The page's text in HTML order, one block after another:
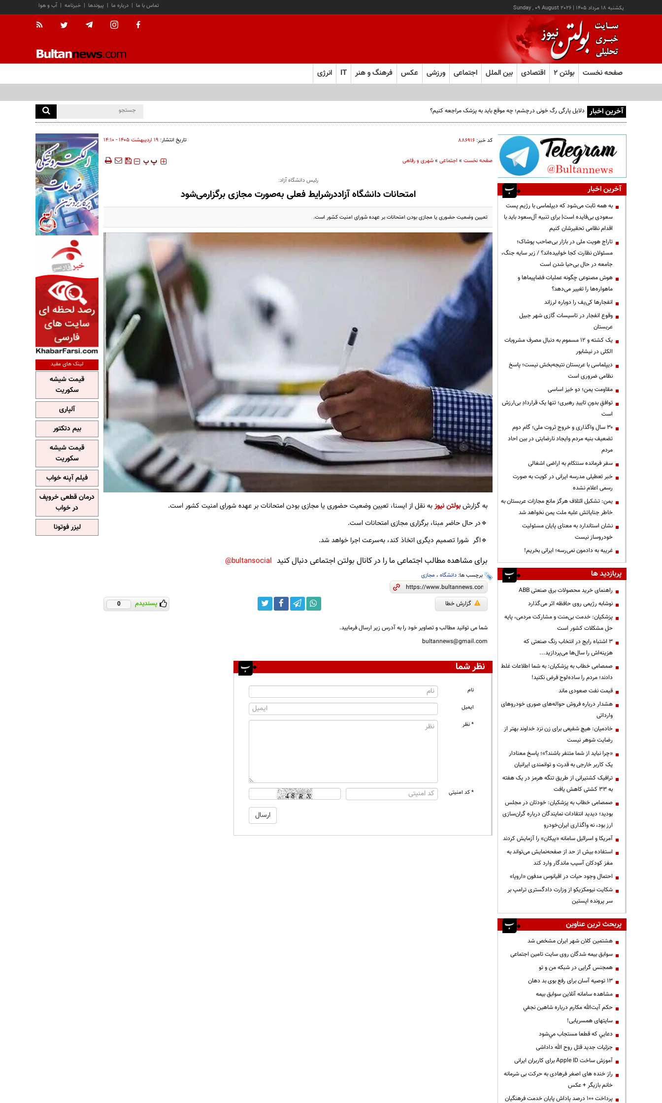
يکشنبه ۱۸ مرداد ۱۴۰۵ |
Sunday , 09 August 2026 آب و هوا | خبرنامه | پیوندها | درباره ما | تماس با ما
صفحه نخست بولتن ۲ اقتصادی بین الملل اجتماعی ورزشی عکس فرهنگ و هنر IT انرژی
آخرین اخبار دلایل پارگی رگ خونی درچشم؛ چه موقع باید به پزشک مراجعه کنیم؟
کد خبر: ۸۸۶۹۱۶ تاریخ انتشار: ۱۹ ارديبهشت ۱۴۰۵ - ۱۴:۱۰
صفحه نخست» اجتماعی»شهری و رفاهی ‍‍‍ پ پ
رئیس دانشگاه آزاد:
امتحانات دانشگاه آزاددرشرایط فعلی به‌صورت مجازی برگزارمی‌شود
تعیین وضعیت حضوری یا مجازی بودن امتحانات بر عهده شورای امنیت کشور است.
به گزارشبولتن نیوزبه نقل از ایسنا، تعیین وضعیت حضوری یا مجازی بودن امتحانات بر عهده شورای امنیت کشور است.
🔹در حال حاضر مبنا، برگزاری مجازی امتحانات است.
🔹اگر شورا تصمیم دیگری اتخاذ کند، به‌سرعت اجرا خواهد شد.
برای مشاهده مطالب اجتماعی ما را در کانال بولتن اجتماعی دنبال کنید bultansocial@
برچسب ها: دانشگاه، مجازی
گزارش خطا پسندیدم 0
شما می توانید مطالب و تصاویر خود را به آدرس زیر ارسال فرمایید.
bultannews@gmail.com
نظر شما
نام
ایمیل
* نظر
* کد امنیتی
آخرین اخبار
به همه ثابت می‌شود که دیپلماسی با رژیم پست
سعودی بی‌فایده است| برای تنبیه آل‌سعود باید با
اقدام نظامی تحقیرشان کنیم
تاراج هویت ملی در بازار بی‌صاحب پوشاک؛
مسئولان نظارت کجا خوابیده‌اند؟ / زیر سایه جنگ،
جامعه در حال بی‌حیا شدن است
هوش مصنوعی چگونه عملیات فضاپیماها و
ماهواره‌ها را تغییر می‌دهد؟
انفجارها کی‌یف را دوباره لرزاند
وقوع انفجار در تاسیسات گازی شهر جبیل
عربستان
یک کشته و ۱۲ مسموم به دنبال مصرف مشروبات
الکلی در نیشابور
دیپلماسی با عربستان نتیجه‌بخش نیست؛ پاسخ
نظامی ضروری است
مقاومت یمن؛ دو خیز اساسی
توافقِ بدونِ تاییدِ رهبری؛ تنها یک قراردادِ بی‌ارزش
است
۳۰ سال واگذاری و خروج ثروت ملی؛ گام دوم
تضعیف بنیه مردم وایجاد نارضایتی در بین احاد
مردم
سفر فرمانده سنتکام به اراضی اشغالی
خبر تعطیلی مدرسه ایرانی در کویت به صورت
رسمی اعلام نشده
یمن: تشکیل ائتلاف هرگز مانع مجازات عربستان به
خاطر جنایاتش علیه ملت یمن نخواهد شد
نشان استاندارد به معنای پایان مسئولیت
خودروساز نیست
غریبه به دادمون نمی‌رسه؛ ایرانی بخریم!
پربازدید ها
راهنمای خرید محصولات برق صنعتی ABB
نوشابه رژیمی روی حافظه اثر می‌گذارد
پزشکیان: خدمت بی‌منت و مشارکت مردمی، پایه
حل مشکلات کشور است
3 اشتباه رایج در انتخاب رنگ صنعتی که
هزینه‌اش را سال‌ها می‌پردازید...
صمصامی خطاب به پزشکیان: به شما اطلاعات غلط
دادند؛ مردم را ساده‌لوح فرض نکنید!
قیمت نفت صعودی ماند
هشدار درباره فروش حواله‌های صوری خودروهای
وارداتی
خادمیان: هیچ شفیعی برای زن نزد خداوند بهتر از
رضایت شوهر نیست
«چرا نباید از شما متنفر باشند؟»؛ پاسخ معنادار
یک کاربر خارجی به قدرت و توانمندی ایرانیان
ترافیک کشتیرانی از طریق تنگه هرمز در یک هفته
به ۳۳ کشتی کاهش یافت
صمصامی خطاب به پزشکیان: خودتان در مجلس
بودید؛ دیدید انتقادات نمایندگان درباره گران‌سازی
ارز بود، نه واگذاری ایران‌خودرو
آمریکا و اسرائیل سامانه «پیکان» را آزمایش کردند
استفاده بیش از حد از صفحه‌نمایش می‌تواند به
مغز کودکان آسیب ماندگار وارد کند
احتمال وجود حیات در اقیانوس مدفون «اروپا»
شکایت نیومکزیکو از وزارت دادگستری ترامپ بر
سر پرونده اپستین
پربحث ترین عناوین
هشتمین کلان شهر ایران مشخص شد
سوابق بیمه شدگان روی سایت تامین اجتماعی
همجنس گرایی در شبکه من و تو
13 توصیه آسان برای رفع بوی بد دهان
مشاهده سامانه آنلاين سوابق بیمه
حكم آيت‌الله مكارم درباره شاهين نجفي
سایتهای همسریابی!
دعايي كه قطعا مستجاب مي‌شود
جزئیات جدید قتل روح الله داداشی
آموزش ساخت Apple ID برای کاربران ایرانی
راز خنده های اصغر فرهادی به حرکت بی شرمانه
خانم بازیگر + عکس
پرداخت ۱۰۰ درصد پاداش پایان خدمت فرهنگیان
لینک های مفید
قیمت شیشه
سکوریت
آلپاری
بیم دتکتور
قیمت شیشه
سکوریت
فیلم آپنه خواب
درمان قطعی خروپف
در خواب
لیزر فوتونا